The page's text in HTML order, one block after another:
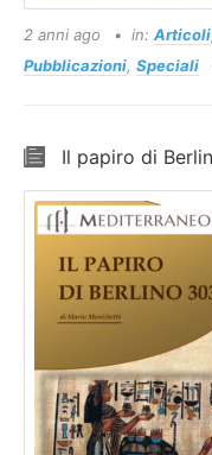
2 anni ago in: Articoli
Pubblicazioni, Speciali
Il papiro di